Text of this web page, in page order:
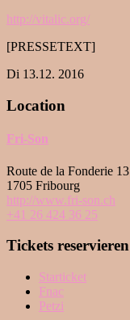
http://vitalic.org/
[PRESSETEXT]
Di 13.12. 2016
Location
Fri-Son
Route de la Fonderie 13
1705 Fribourg
http://www.fri-son.ch
+41 26 424 36 25
Tickets reservieren
Starticket
Fnac
Petzi